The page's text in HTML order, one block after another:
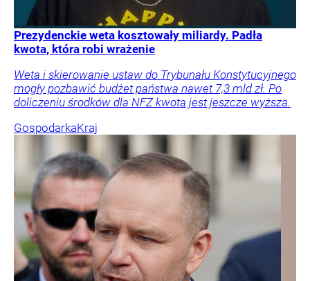
Prezydenckie weta kosztowały miliardy. Padła
kwota, która robi wrażenie
Weta i skierowanie ustaw do Trybunału Konstytucyjnego
mogły pozbawić budżet państwa nawet 7,3 mld zł. Po
doliczeniu środków dla NFZ kwota jest jeszcze wyższa.
GospodarkaKraj